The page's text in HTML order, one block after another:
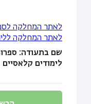
לאתר המחלקה
לאתר המחלקה
שם בתעודה:
לימודים קלאסיים